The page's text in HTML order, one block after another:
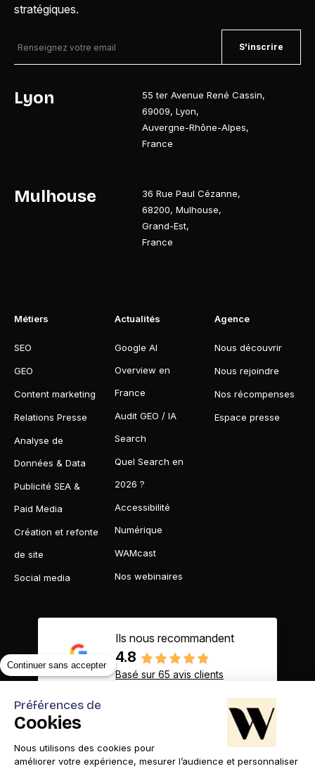
stratégiques.
S'inscrire
Lyon 55 ter Avenue René Cassin,
69009,Lyon,
Auvergne-Rhône-Alpes,
France
Mulhouse 36 Rue Paul Cézanne,
68200,Mulhouse,
Grand-Est,
France
Métiers
SEO
GEO
Content marketing
Relations Presse
Analyse de
Données & Data
Publicité SEA &
Paid Media
Création et refonte
de site
Social media
Actualités
Google AI
Overview en
France
Audit GEO / IA
Search
Quel Search en
2026 ?
Accessibilité
Numérique
WAMcast
Nos webinaires
Agence
Nous découvrir
Nous rejoindre
Nos récompenses
Espace presse
Ils nous recommandent
4.8
Basé sur 65 avis clients
Contact Appelez-nous
Continuer sans accepter
Préférences de
Cookies
Nous utilisons des cookies pour
améliorer votre expérience, mesurer l’audience et personnaliser